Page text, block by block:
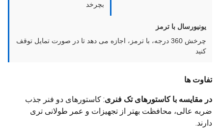
بچرخد
یونیورسال با ترمز
چرخش 360 درجه، با ترمز، اجازه می دهد تا در صورت تمایل توقف
کنید
تفاوت ها
در مقایسه با کاستورهای تک فنری: کاستورهای دو فنر جذب
ضربه عالی، محافظت بهتر از تجهیزات و عمر طولانی تری
دارند.